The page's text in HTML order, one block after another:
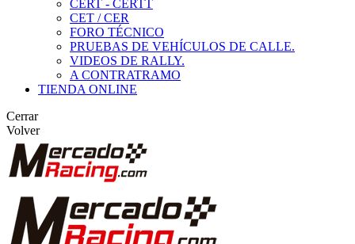
CERT - CERTT
CET / CER
FORO TÉCNICO
PRUEBAS DE VEHÍCULOS DE CALLE.
VIDEOS DE RALLY.
A CONTRATRAMO
TIENDA ONLINE
Cerrar
Volver